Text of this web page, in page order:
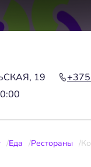
19
Еда Рестораны